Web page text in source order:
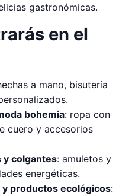
gastronómicas.
en el
a mano, bisutería
bohemia: ropa con
cuero y accesorios
y colgantes: amuletos y
energéticas.
productos ecológicos: